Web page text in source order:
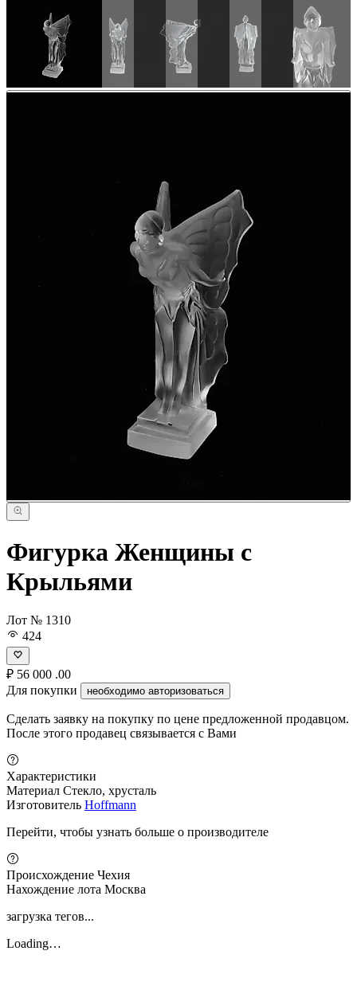
Фигурка Женщины с
Крыльями
Лот № 1310
424
₽ 56 000 .00
Для покупки
необходимо авторизоваться
Сделать заявку на покупку по цене предложенной продавцом.
После этого продавец связывается с Вами
Характеристики
Материал Стекло, хрусталь
Изготовитель Hoffmann
Перейти, чтобы узнать больше о производителе
Происхождение Чехия
Нахождение лота Москва
загрузка тегов...
Loading…